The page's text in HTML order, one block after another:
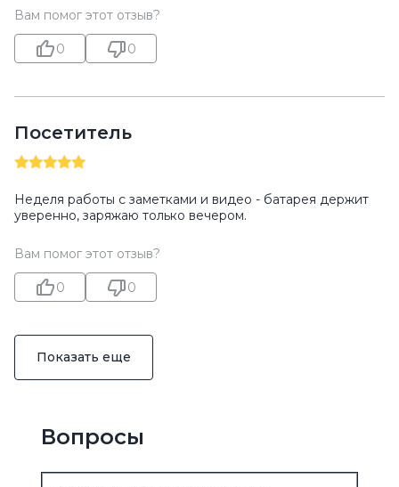
Вам помог этот отзыв?
0 0
Посетитель
Неделя работы с заметками и видео - батарея держит
уверенно, заряжаю только вечером.
Вам помог этот отзыв?
0 0
Показать еще
Вопросы